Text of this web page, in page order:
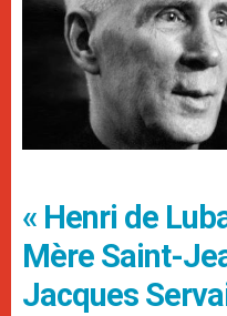
« Henri de
Mère Saint-
Jacques